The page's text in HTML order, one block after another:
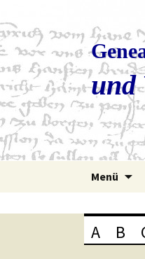
und
Menü
A B